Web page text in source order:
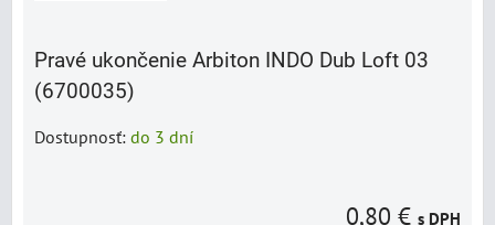
Pravé ukončenie Arbiton INDO Dub Loft 03
(6700035)
Dostupnosť: do 3 dní
0,80 € s DPH